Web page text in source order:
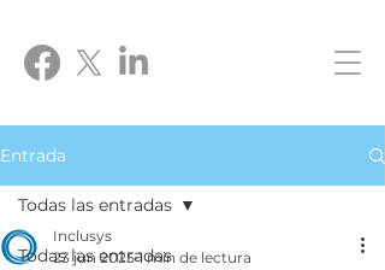
Entrada
Todas las entradas
Todas las entradas
Inclusys
23 jun 2025 1 min de lectura